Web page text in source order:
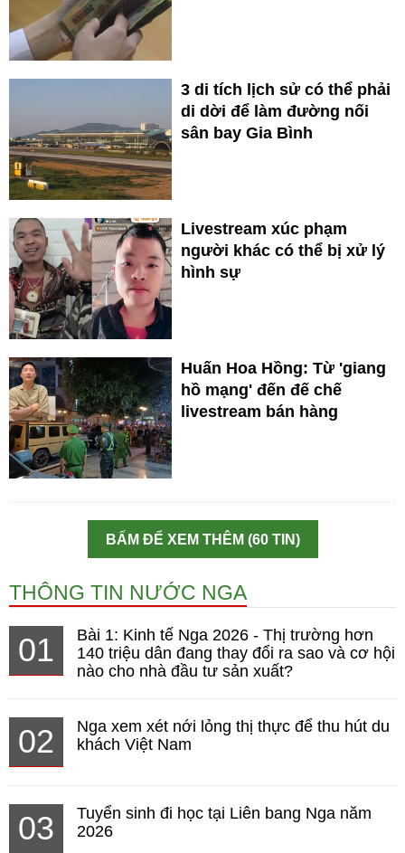
3 di tích lịch sử có thể phải
di dời để làm đường nối
sân bay Gia Bình
Livestream xúc phạm
người khác có thể bị xử lý
hình sự
Huấn Hoa Hồng: Từ 'giang
hồ mạng' đến đế chế
livestream bán hàng
BẤM ĐỂ XEM THÊM (60 TIN)
THÔNG TIN NƯỚC NGA
01
Bài 1: Kinh tế Nga 2026 - Thị trường hơn
140 triệu dân đang thay đổi ra sao và cơ hội
nào cho nhà đầu tư sản xuất?
02
Nga xem xét nới lỏng thị thực để thu hút du
khách Việt Nam
03
Tuyển sinh đi học tại Liên bang Nga năm
2026